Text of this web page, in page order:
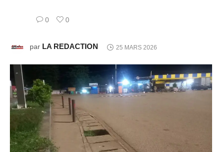
0 0
par LA REDACTION 25 MARS 2026